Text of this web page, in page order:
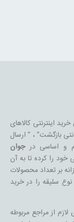
اینترنتی کالاهای
بازگشت” ، ” ارسال
و اساسی درجوان
را کرده تا به آن
بر تعداد محصولات
نوع سلیقه را در خرید
از مراجع مربوطه